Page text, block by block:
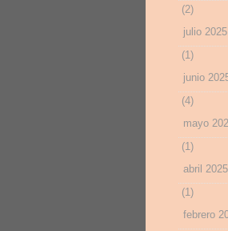
(2)
julio 2025
(1)
junio
(4)
mayo
(1)
abril 2025
(1)
febrero